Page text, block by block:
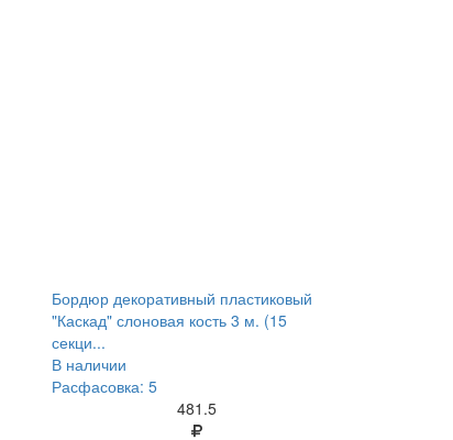
Бордюр декоративный пластиковый
"Каскад" слоновая кость 3 м. (15
секци...
В наличии
Расфасовка: 5
481.5